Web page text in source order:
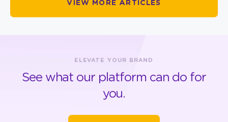
VIEW MORE ARTICLES
ELEVATE YOUR BRAND
See what our platform can do for
you.